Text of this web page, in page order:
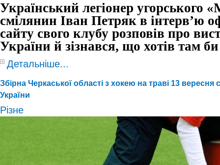
Український легіонер угорського
смілянин Іван Петряк в інтерв’ю
сайту свого клубу розповів про
України й зізнався, що хотів там
Детальніше...
Збірна Черкаської області з хокею на траві 13 вересня
України
Різне